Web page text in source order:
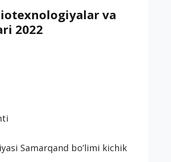
va
2022
Samarqand bo‘limi kichik